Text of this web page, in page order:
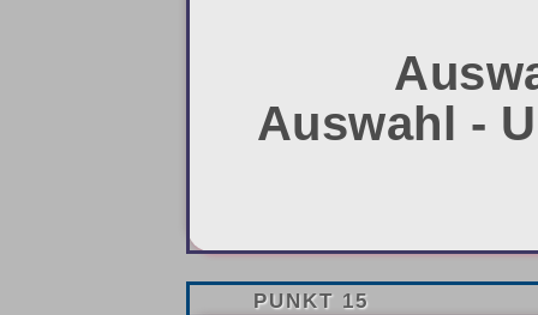
Auswahl -
PUNKT 15